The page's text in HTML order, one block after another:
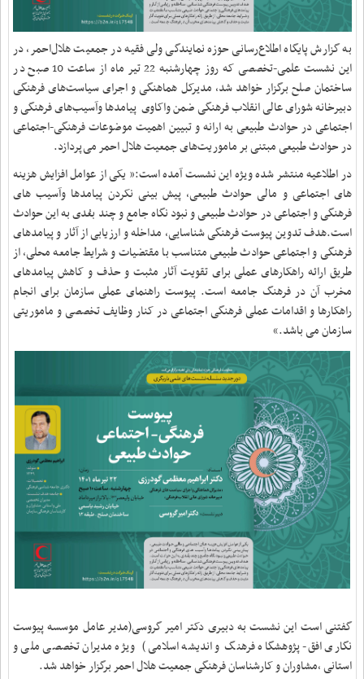
به گزارش پایگاه اطلاع‌رسانی حوزه نمایندگی ولی فقیه در جمعیت هلال‌احمر، در
این نشست علمی-تخصصی که روز چهارشنبه 22 تیر ماه از ساعت 10 صبح در
ساختمان صلح برگزار خواهد شد، مدیرکل هماهنگی و اجرای سیاست‌های فرهنگی
دبیرخانه شورای عالی انقلاب فرهنگی ضمن واکاوی پیامدها وآسیب‌های فرهنگی و
اجتماعی در حوادث طبیعی به ارانه و تبیین اهمیت موضوعات فرهنگی-اجتماعی
در حوادث طبیعی مبتنی بر ماموریت‌های جمعیت هلال احمر می‌پردازد.
در اطلاعیه منتشر شده ویژه این نشست آمده است:« یکی از عوامل افزایش هزینه
های اجتماعی و مالی حوادث طبیعی، پیش بینی نکردن پیامدها وآسیب های
فرهنگی و اجتماعی در حوادث طبیعی و نبود نگاه جامع و چند بعُدی به این حوادث
است.هدف تدوین پیوست فرهنگی شناسایی، مداخله و ارزیابی از آثار و پیامدهای
فرهنگی و اجتماعی حوادث طبیعی متناسب با مقتضیات و شرایط جامعه محلی، از
طریق ارائه راهکارهای عملی برای تقویت آثار مثبت و حذف و کاهش پیامدهای
مخرب آن در فرهنگ جامعه است. پیوست راهنمای عملی سازمان برای انجام
راهکارها و اقدامات عملی فرهنگی اجتماعی در کنار وظایف تخصصی و ماموریتی
سازمان می باشد.»
گفتنی است این نشست به دبیری دکتر امیر گروسی(مدیر عامل موسسه پیوست
نگاری افق- پژوهشگاه فرهنگ و اندیشه اسلامی) ویژه مدیران تخصصی ملی و
استانی ،مشاوران و کارشناسان فرهنگی جمعیت هلال احمر برگزار خواهد شد.